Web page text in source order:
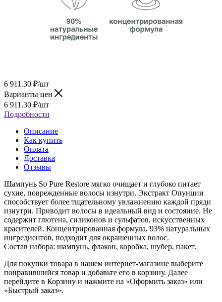
6 911.30 ₽/шт
Варианты цен
6 911.30 ₽/шт
Подробности
Описание
Как купить
Оплата
Доставка
Отзывы
Шампунь So Pure Restore мягко очищает и глубоко питает
сухие, поврежденные волосы изнутри. Экстракт Опунции
способствует более тщательному увлажнению каждой пряди
изнутри. Приводит волосы в идеальный вид и состояние. Не
содержит глютена, силиконов и сульфатов, искусственных
красителей. Концентрированная формула, 93% натуральных
ингредиентов, подходит для окрашенных волос.
Состав набора: шампунь, флакон, коробка, шубер, пакет.
Для покупки товара в нашем интернет-магазине выберите
понравившийся товар и добавьте его в корзину. Далее
перейдите в Корзину и нажмите на «Оформить заказ» или
«Быстрый заказ».